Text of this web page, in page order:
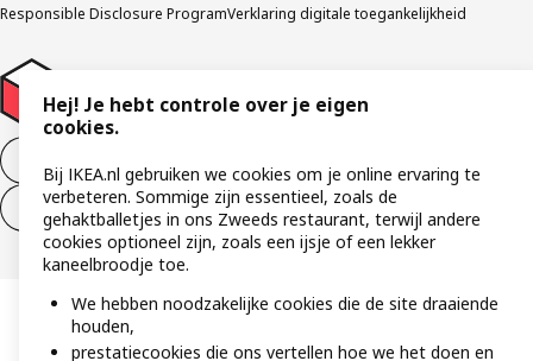
Responsible Disclosure ProgramVerklaring digitale toegankelijkheid
Ontbinding van je aankoop (diensten)
Hej! Je hebt controle over je eigen
cookies.
Bij IKEA.nl gebruiken we cookies om je online ervaring te
verbeteren. Sommige zijn essentieel, zoals de
gehaktballetjes in ons Zweeds restaurant, terwijl andere
cookies optioneel zijn, zoals een ijsje of een lekker
kaneelbroodje toe.
We hebben noodzakelijke cookies die de site draaiende
houden,
prestatiecookies die ons vertellen hoe we het doen en